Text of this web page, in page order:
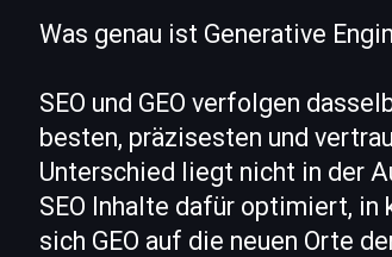
Was genau ist Generative
SEO und GEO verfolgen
besten, präzisesten und
Unterschied liegt nicht in der
SEO Inhalte dafür optimiert,
sich GEO auf die neuen Orte